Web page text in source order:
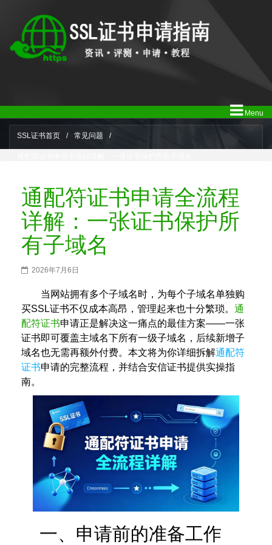
Menu
SSL证书首页 / 常见问题 /
通配符证书申请全流程
详解：一张证书保护所
有子域名
2026年7月6日
当网站拥有多个子域名时，为每个子域名单独购
买SSL证书不仅成本高昂，管理起来也十分繁琐。 通
配符证书申请正是解决这一痛点的最佳方案——一张
证书即可覆盖主域名下所有一级子域名，后续新增子
域名也无需再额外付费。本文将为你详细拆解通配符
证书申请的完整流程，并结合安信证书提供实操指
南。
一、申请前的准备工作